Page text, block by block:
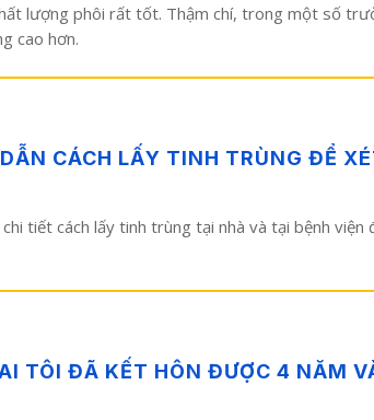
lượng phôi rất tốt. Thậm chí, trong một số
cao hơn.
CÁCH LẤY TINH TRÙNG ĐỂ
tiết cách lấy tinh trùng tại nhà và tại bệnh
TÔI ĐÃ KẾT HÔN ĐƯỢC 4 NĂM